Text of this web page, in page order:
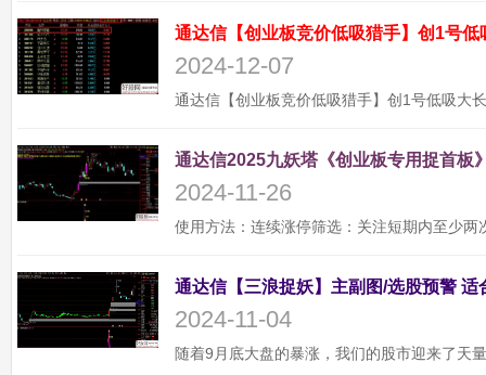
通达信【创业板竞价低吸猎手】创1号
2024-12-07
通达信2025九妖塔《创业板专用捉首板
2024-11-26
2024-11-04